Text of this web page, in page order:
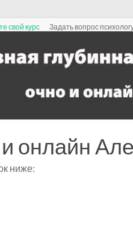
свой курс Задать вопрос
онлайн
ниже: